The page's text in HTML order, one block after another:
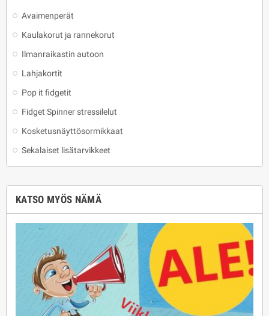
Avaimenperät
Kaulakorut ja rannekorut
Ilmanraikastin autoon
Lahjakortit
Pop it fidgetit
Fidget Spinner stressilelut
Kosketusnäyttösormikkaat
Sekalaiset lisätarvikkeet
KATSO MYÖS NÄMÄ